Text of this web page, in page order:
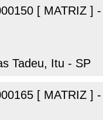
[ MATRIZ ]
Tadeu, Itu - SP
[ MATRIZ ]